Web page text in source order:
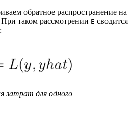
обратное распространение на
таком рассмотрении E сводится
затрат для одного